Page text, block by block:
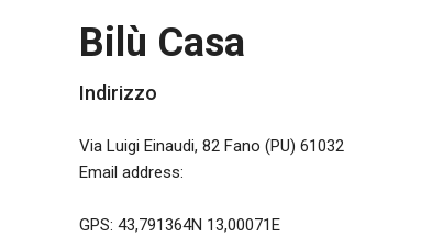
Bilù Casa
Indirizzo
Via Luigi Einaudi, 82 Fano (PU) 61032
Email address:
GPS: 43,791364N 13,00071E